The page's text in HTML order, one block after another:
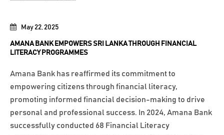
May 22, 2025
AMANA BANK EMPOWERS SRI LANKA THROUGH FINANCIAL
LITERACY PROGRAMMES
Amana Bank has reaffirmed its commitment to
empowering citizens through financial literacy,
promoting informed financial decision-making to drive
personal and professional success. In 2024, Amana Bank
successfully conducted 68 Financial Literacy